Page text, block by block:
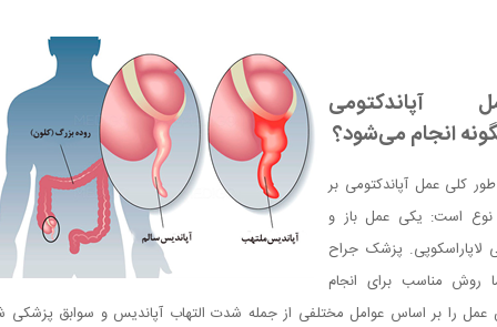
آپاندکتومی
انجام می‌شود؟
کلی عمل آپاندکتومی بر
نوع است: یکی عمل باز و
لاپاراسکوپی. پزشک جراح
روش مناسب برای انجام
عمل را بر اساس عوامل مختلفی از جمله شدت التهاب آپاندیس و سوابق پزشکی